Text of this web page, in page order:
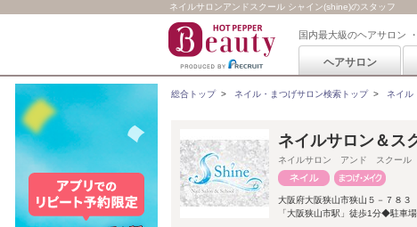
ネイルサロンアンドスクール シャイン(shine)のスタッフ
国内最大級のヘアサロン
ヘアサロン
総合トップ> ネイル・まつげサロン検索トップ> ネイル
ネイルサロン＆
ネイルサロン アンド スクール
大阪府大阪狭山市狭山５－７８
「大阪狭山市駅」徒歩1分◆駐車